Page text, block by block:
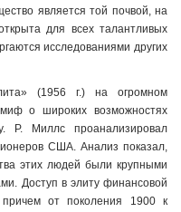
является той почвой, на
для всех талантливых
исследованиями других
(1956 г.) на огромном
о широких возможностях
Р. Миллс проанализировал
США. Анализ показал,
этих людей были крупными
Доступ в элиту финансовой
причем от поколения 1900 к